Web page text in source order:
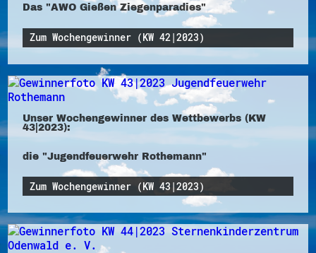
Das "AWO Gießen Ziegenparadies"
Zum Wochengewinner (KW 42|2023)
Unser Wochengewinner des Wettbewerbs (KW
43|2023):
die "Jugendfeuerwehr Rothemann"
Zum Wochengewinner (KW 43|2023)